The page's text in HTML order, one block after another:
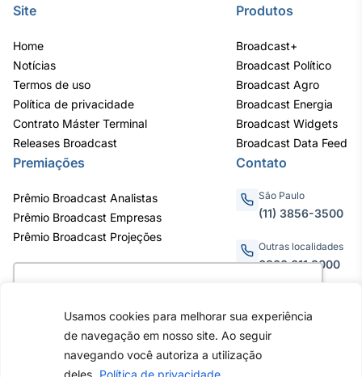
como você interage em nosso site e
personalizar conteúdo. Ao utilizar este site, você
concorda com o uso de cookies.
Usamos cookies para melhorar sua experiência
de navegação em nosso site. Ao seguir
navegando você autoriza a utilização
deles. Política de privacidade
Site
Home
Notícias
Termos de uso
Política de privacidade
Contrato Máster Terminal
Releases Broadcast
Produtos
Broadcast+
Broadcast Político
Broadcast Agro
Broadcast Energia
Broadcast Widgets
Broadcast Data Feed
Premiações
Prêmio Broadcast Analistas
Prêmio Broadcast Empresas
Prêmio Broadcast Projeções
Contato
São Paulo
(11) 3856-3500
Outras localidades
0800.011.3000
Av. Eng. Caetano Álvares, 55
- 3º e 6º andar, Bairro do
Limão, São Paulo / SP, CEP